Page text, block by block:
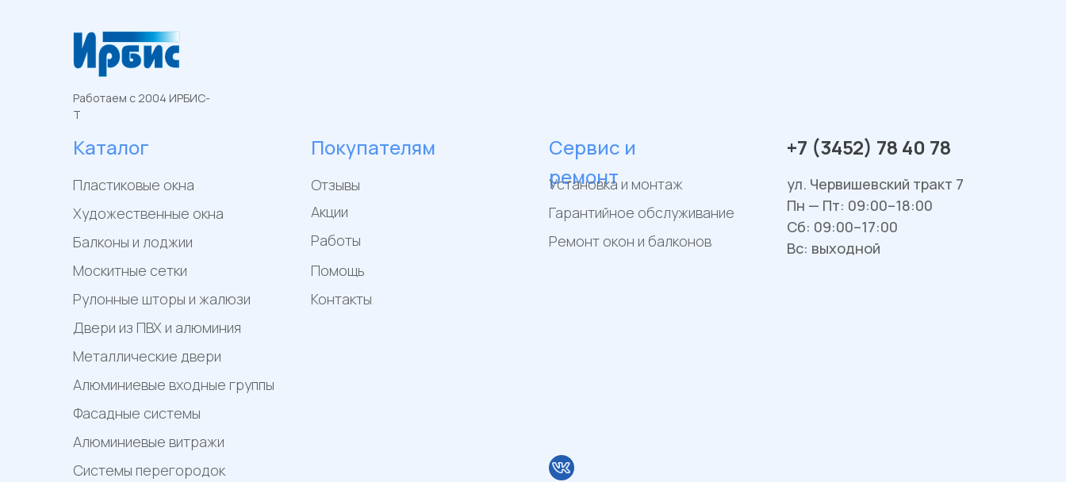
Работаем с 2004 ИРБИС-
Т
Каталог Покупателям
Сервис и
ремонт
+7 (3452) 78 40 78
Пластиковые окна
Художественные окна
Балконы и лоджии
Металлические двери
Москитные сетки
Двери из ПВХ и алюминия
Рулонные шторы и жалюзи
Алюминиевые входные группы
Фасадные системы
Алюминиевые витражи
Системы перегородок
Отзывы
Акции
Работы
Помощь
Контакты
Установка и монтаж
Гарантийное обслуживание
Ремонт окон и балконов
ул. Червишевский тракт 7
Пн — Пт: 09:00–18:00
Сб: 09:00–17:00
Вс: выходной